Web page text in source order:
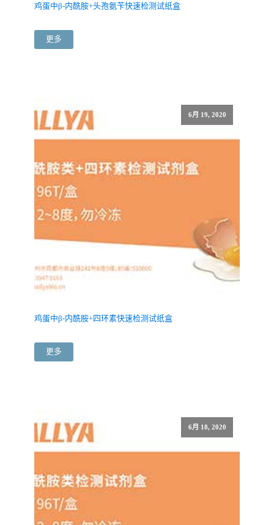
鸡蛋中β-内酰胺+头孢氨苄快速检测试纸盒
更多
6月 19, 2020
鸡蛋中β-内酰胺+四环素快速检测试纸盒
更多
6月 18, 2020